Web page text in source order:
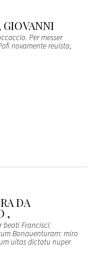
GIOVANNI
Per messer
novamente reuista,
DA
,
beati Francisci:
Bonauenturam: miro
uitas dictatu nuper